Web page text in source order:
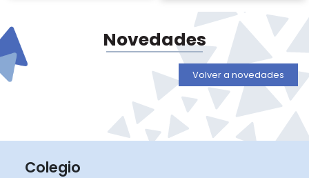
Novedades
Volver a novedades
Colegio